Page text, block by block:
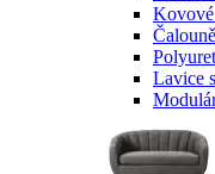
Lavice